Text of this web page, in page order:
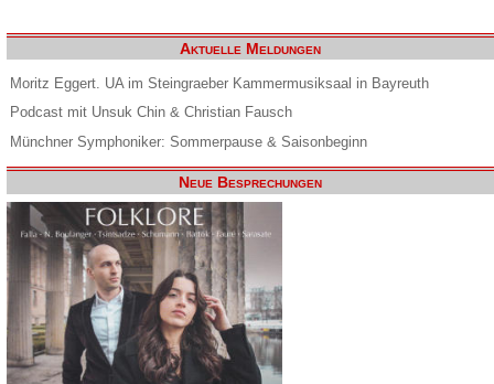
Aktuelle Meldungen
Moritz Eggert. UA im Steingraeber Kammermusiksaal in Bayreuth
Podcast mit Unsuk Chin & Christian Fausch
Münchner Symphoniker: Sommerpause & Saisonbeginn
Neue Besprechungen